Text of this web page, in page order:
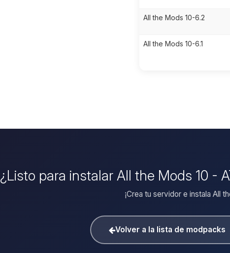
All the Mods 10-6.2
All the Mods 10-6.1
¿Listo para instalar All the Mods 10 -
¡Crea tu servidor e instala All
Volver a la lista de modpacks